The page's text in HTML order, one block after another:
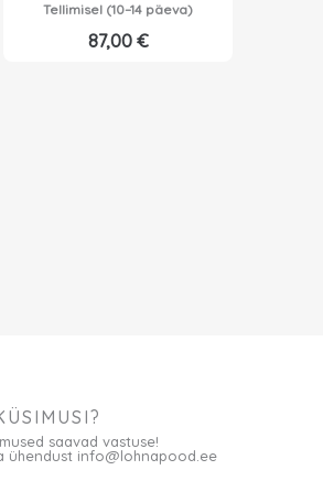
Tellimisel (10–14 päeva)
87,00 €
saavad vastuse!
ühendust info@lohnapood.ee